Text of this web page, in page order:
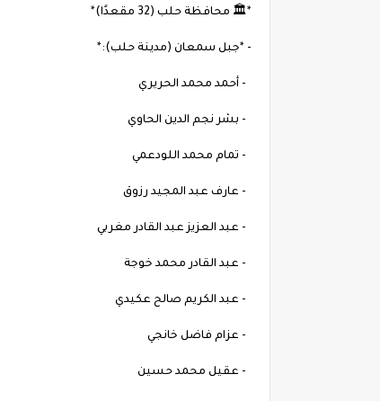
*🏛 محافظة حلب (32 مقعدًا)*
- *جبل سمعان (مدينة حلب):*
- أحمد محمد الحريري
- بشر نجم الدين الحاوي
- تمام محمد اللودعمي
- عارف عبد المجيد رزوق
- عبد العزيز عبد القادر مغربي
- عبد القادر محمد خوجة
- عبد الكريم صالح عكيدي
- عزام فاضل خانجي
- عقيل محمد حسين